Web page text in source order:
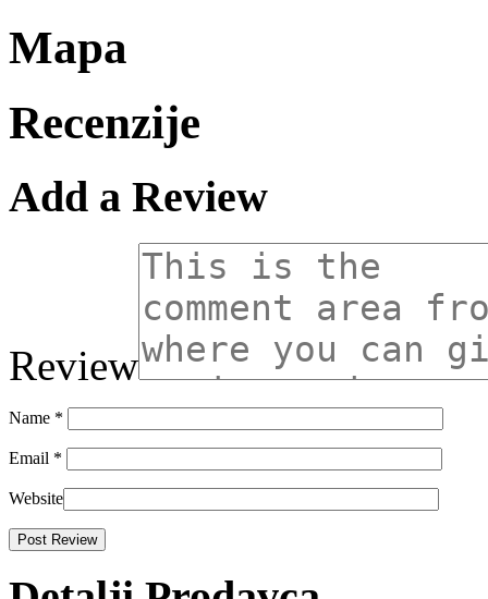
Mapa
Recenzije
Add a Review
Review
Name *
Email *
Website